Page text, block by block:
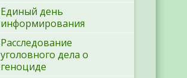
Единый день
информирования
Расследование
уголовного дела о
геноциде